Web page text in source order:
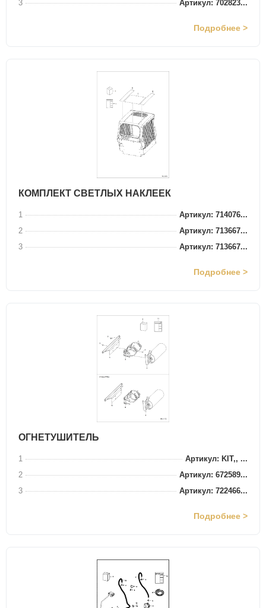
3 Артикул: 702823...
Подробнее >
КОМПЛЕКТ СВЕТЛЫХ НАКЛЕЕК
1
Артикул: 714076...
2
Артикул: 713667...
3
Артикул: 713667...
Подробнее >
ОГНЕТУШИТЕЛЬ
1
Артикул: KIT,, ...
2
Артикул: 672589...
3
Артикул: 722466...
Подробнее >